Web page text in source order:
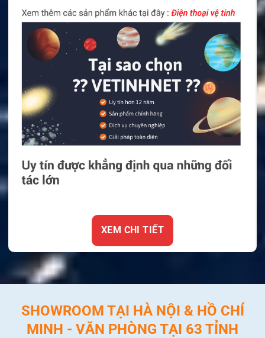
XEM CHI TIẾT
SHOWROOM TẠI HÀ NỘI & HỒ CHÍ
MINH - VĂN PHÒNG TẠI 63 TỈNH